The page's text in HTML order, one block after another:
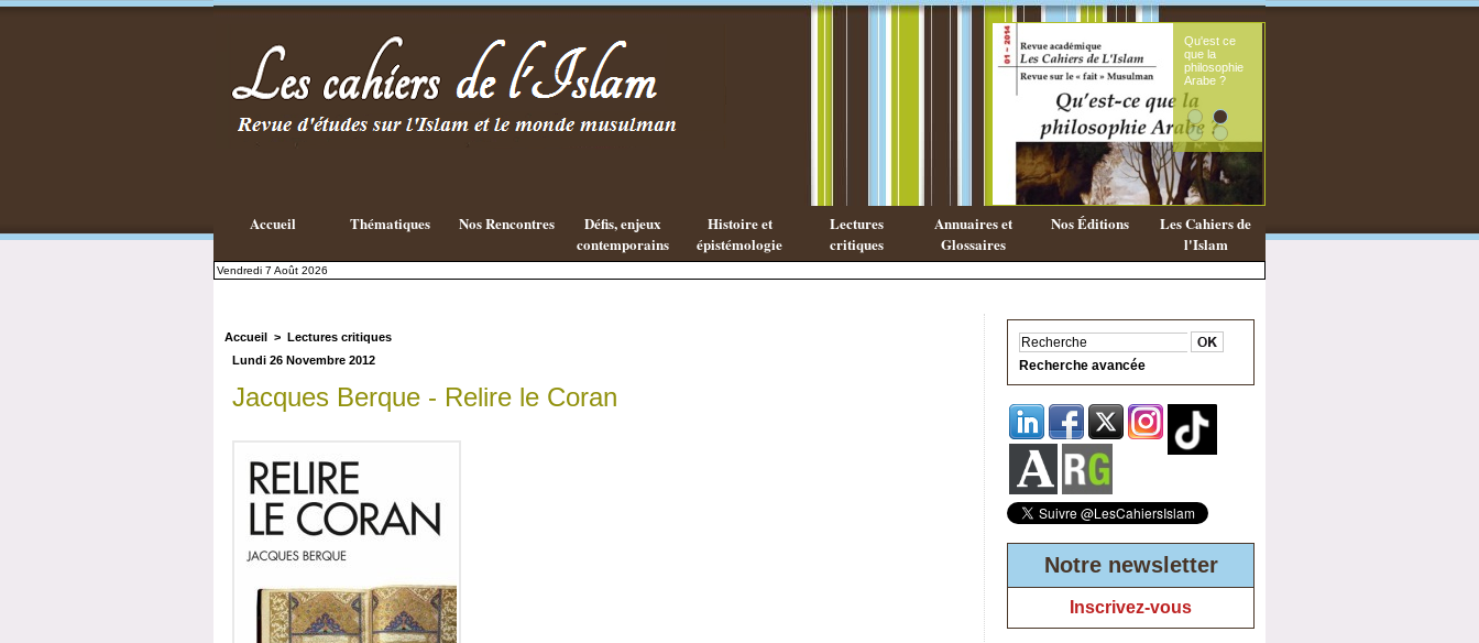
Islamique ?
philosophie
Le souffle
féminin du
message
coranique
Accueil Thématiques Nos Rencontres
Défis, enjeux
contemporains
Histoire et
épistémologie
Lectures
critiques
Annuaires et
Glossaires
Nos Éditions
Les Cahiers de
l'Islam
Vendredi 7 Août 2026
Accueil > Lectures critiques
Lundi 26 Novembre 2012
Jacques Berque - Relire le Coran
Recherche avancée
Notre newsletter
Inscrivez-vous